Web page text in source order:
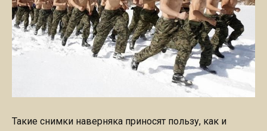
Такие снимки наверняка приносят пользу, как и